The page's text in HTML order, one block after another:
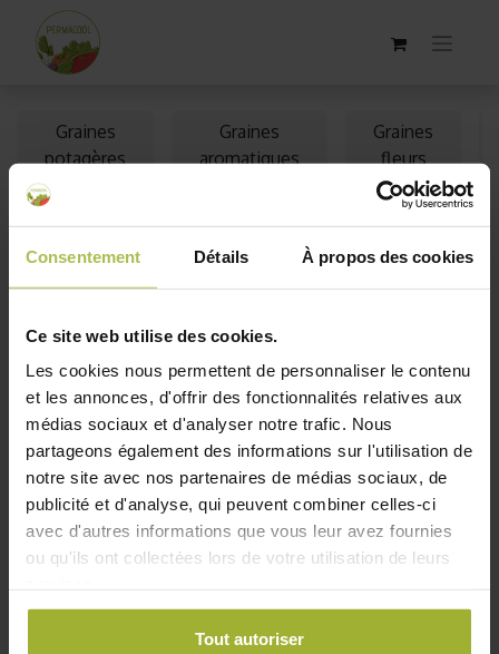
Consentement Détails À propos des cookies
Ce site web utilise des cookies.
Les cookies nous permettent de personnaliser le contenu
et les annonces, d'offrir des fonctionnalités relatives aux
médias sociaux et d'analyser notre trafic. Nous
partageons également des informations sur l'utilisation de
notre site avec nos partenaires de médias sociaux, de
publicité et d'analyse, qui peuvent combiner celles-ci
avec d'autres informations que vous leur avez fournies
ou qu'ils ont collectées lors de votre utilisation de leurs
Tout autoriser
Graines
potagères
Graines
aromatiques
Graines
fleurs
bio
Betterave chioggia AB
Betterave noire d’Égypte AB